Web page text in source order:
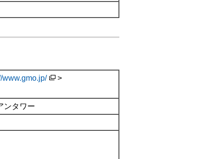
www.gmo.jp/
>
ンタワー